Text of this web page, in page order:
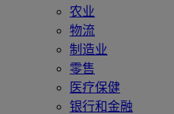
农业
物流
制造业
零售
医疗保健
银行和金融